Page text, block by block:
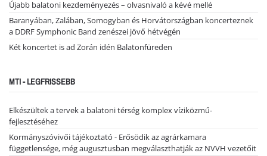
Újabb balatoni kezdeményezés – olvasnivaló a kévé mellé
Baranyában, Zalában, Somogyban és Horvátországban koncerteznek
a DDRF Symphonic Band zenészei jövő hétvégén
Két koncertet is ad Zorán idén Balatonfüreden
MTI - LEGFRISSEBB
Elkészültek a tervek a balatoni térség komplex víziközmű-
fejlesztéséhez
Kormányszóvivői tájékoztató - Erősödik az agrárkamara
függetlensége, még augusztusban megválaszthatják az NVVH vezetőit